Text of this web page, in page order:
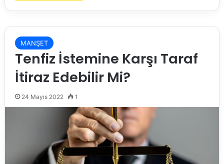
MANŞET
Tenfiz İstemine Karşı Taraf
İtiraz Edebilir Mi?
24 Mayıs 2022 1